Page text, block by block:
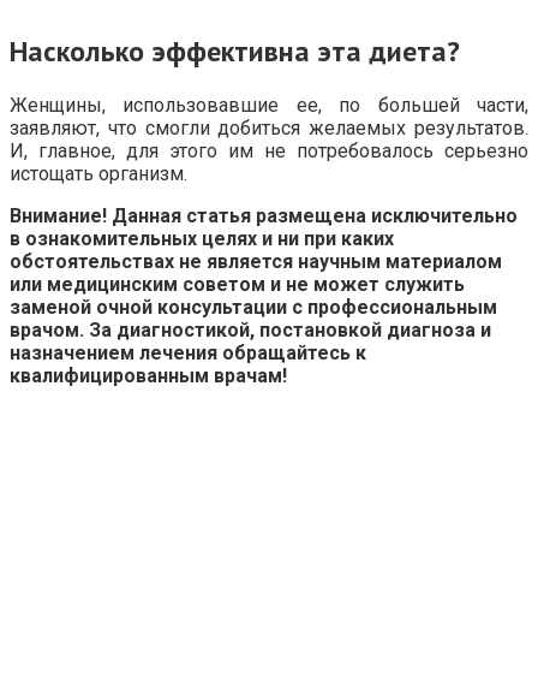
Насколько эффективна эта диета?
Женщины, использовавшие ее, по большей части,
заявляют, что смогли добиться желаемых результатов.
И, главное, для этого им не потребовалось серьезно
истощать организм.
Внимание! Данная статья размещена исключительно
в ознакомительных целях и ни при каких
обстоятельствах не является научным материалом
или медицинским советом и не может служить
заменой очной консультации с профессиональным
врачом. За диагностикой, постановкой диагноза и
назначением лечения обращайтесь к
квалифицированным врачам!